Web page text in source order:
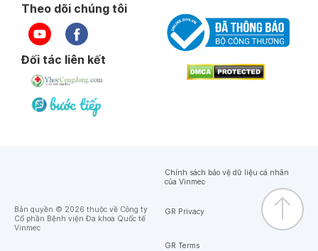
Theo dõi chúng tôi
Đối tác liên kết
Bản quyền © 2026 thuộc về Công ty
Cổ phần Bệnh viện Đa khoa Quốc tế
Vinmec
Chính sách bảo vệ dữ liệu cá nhân
của Vinmec
GR Privacy
GR Terms